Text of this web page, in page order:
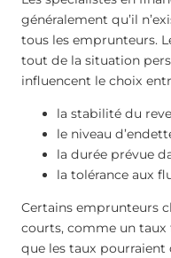
généralement qu’il
tous les emprunteurs.
tout de la situation
influencent le choix
la stabilité du
le niveau
la durée prévue
la tolérance aux
Certains emprunteurs
courts, comme un taux
que les taux